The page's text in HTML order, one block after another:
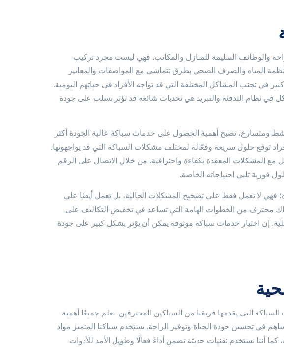
والوظائف السليمة للمنازل والمكاتب. فهي ليست مجرد تركيب
أنظمة المياه والصرف الصحي بطرق تتماشى مع المواصفات والمعايير
في تجنب المشاكل المختلفة التي قد تواجه الأفراد في حياتهم اليومية.
في نظام التدفئة والتبريد هي تحديات شائعة قد تؤثر بسلب على جودة
ومتسارع، تصبح أهمية الحصول على خدمات سباكة عالية الجودة أكثر
توقع حلول سريعة وفعّالة لمختلف مشكلات السباكة التي قد يواجهونها.
مع المشكلات المعقدة بكفاءة واحترافية. من خلال الاتصال على الرقم
فهي لا تعمل فقط على تصحيح المشكلات الحالية، بل تعمل أيضًا على
محترف من الخطوات الهامة التي تساعد في تخفيض التكاليف على
إن اختيار خدمات سباكة موثوقة يمكن أن يؤثر بشكل كبير على جودة
التي يقدمها فريقنا من السباكين المحترفين. نعلم جميعًا أهمية
في تحسين جودة الحياة وتوفير الراحة. يستخدم سباكنا المتميز مواد
أننا نستخدم تقنيات حديثة تضمن أداءً فعالًا وطويل الأمد للأدوات